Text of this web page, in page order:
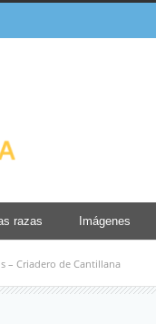
razas Imágenes
– Criadero de Cantillana